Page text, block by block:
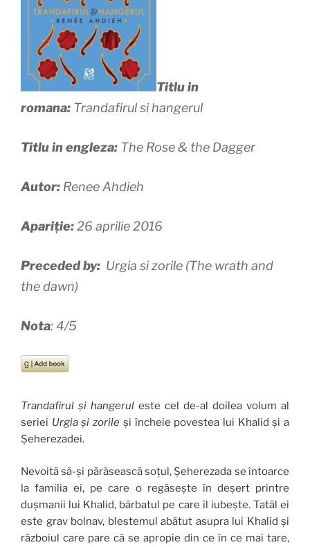
Titlu in
romana: Trandafirul si hangerul
Titlu in engleza: The Rose & the Dagger
Autor: Renee Ahdieh
Apariție:26 aprilie 2016
Preceded by: Urgia si zorile (The wrath and
the dawn)
Nota: 4/5
Trandafirul și hangerul este cel de-al doilea volum al
seriei Urgia și zorile și încheie povestea lui Khalid și a
Șeherezadei.
Nevoită să-și părăsească soțul, Șeherezada se întoarce
la familia ei, pe care o regăsește în deșert printre
dușmanii lui Khalid, bărbatul pe care îl iubește. Tatăl ei
este grav bolnav, blestemul abătut asupra lui Khalid și
războiul care pare că se apropie din ce în ce mai tare,